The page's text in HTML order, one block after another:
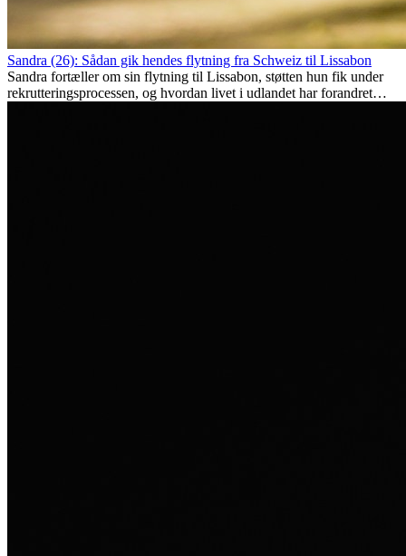
Sandra (26): Sådan gik hendes flytning fra Schweiz til Lissabon
Sandra fortæller om sin flytning til Lissabon, støtten hun fik under
rekrutteringsprocessen, og hvordan livet i udlandet har forandret